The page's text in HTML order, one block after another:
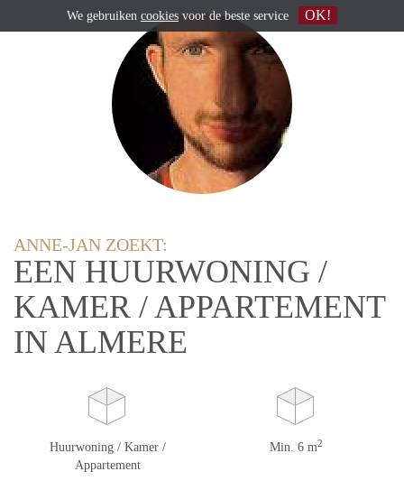
ANNE-JAN ZOEKT:
EEN HUURWONING /
KAMER / APPARTEMENT
IN ALMERE
Huurwoning / Kamer /
Appartement
Min. 6 m2
We gebruiken cookies voor de beste service OK!